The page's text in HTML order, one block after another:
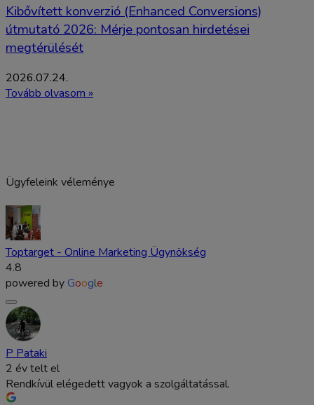
Kibővített konverzió (Enhanced Conversions)
útmutató 2026: Mérje pontosan hirdetései
megtérülését
2026.07.24.
Tovább olvasom »
Ügyfeleink véleménye
Toptarget - Online Marketing Ügynökség
4.8
powered by Google
P Pataki
2 év telt el
Rendkívül elégedett vagyok a szolgáltatással.